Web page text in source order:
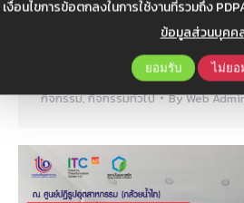
เงื่อนไขการข้อตกลงในการใช้งานที่รวมถึง
ข้อมูลส่วนบุคค
ยอมรับ ไม่ยอ
หนึ่งสิ่งที่สำคัญไม่แพ้ไปกว่ากันและยั
สำคัญของธุรกิจคือ การพัฒนาผลิต
จะช่วยตอบโจทย์ความต้องการของ
กิจกรรม,กิจกรรมทั่วไป ByWeb